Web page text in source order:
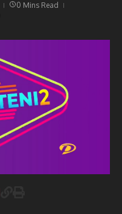
0 Mins Read